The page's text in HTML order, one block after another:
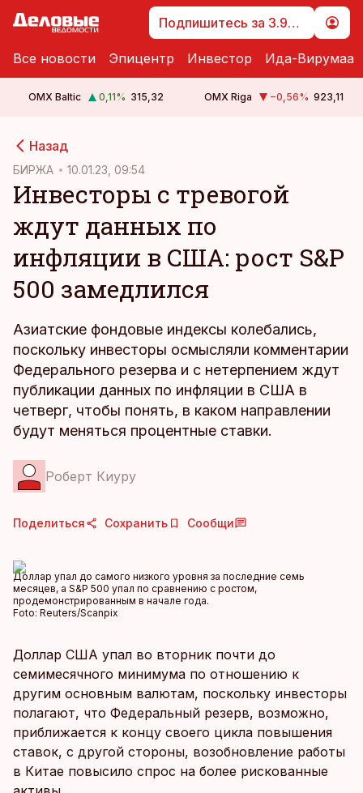
Подпишитесь за 3.99 €
Все новости Эпицентр Инвестор Ида-Вирумаа
OMX Baltic 0,11% 315,32 OMX Riga −0,56% 923,11
Назад
БИРЖА 10.01.23, 09:54
Инвесторы с тревогой
ждут данных по
инфляции в США: рост S&P
500 замедлился
Азиатские фондовые индексы колебались,
поскольку инвесторы осмысляли комментарии
Федерального резерва и с нетерпением ждут
публикации данных по инфляции в США в
четверг, чтобы понять, в каком направлении
будут меняться процентные ставки.
Роберт Киуру
Поделиться Сохранить Сообщи
Доллар упал до самого низкого уровня за последние семь
месяцев, а S&P 500 упал по сравнению с ростом,
продемонстрированным в начале года.
Foto: Reuters/Scanpix
Доллар США упал во вторник почти до
семимесячного минимума по отношению к
другим основным валютам, поскольку инвесторы
полагают, что Федеральный резерв, возможно,
приближается к концу своего цикла повышения
ставок, с другой стороны, возобновление работы
в Китае повысило спрос на более рискованные